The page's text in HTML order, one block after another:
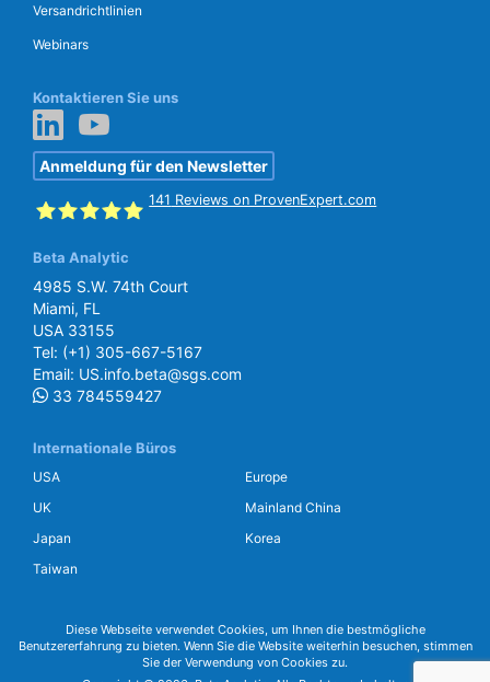
Versandrichtlinien
Webinars
Kontaktieren Sie uns
Anmeldung für den Newsletter
SGS Beta
141 Reviews on ProvenExpert.com
Beta Analytic
4985 S.W. 74th Court
Miami, FL
USA 33155
Tel: (+1) 305-667-5167
Email: US.info.beta@sgs.com
33 784559427
Internationale Büros
USA
Europe
UK
Mainland China
Japan
Korea
Taiwan
Diese Webseite verwendet Cookies, um Ihnen die bestmögliche
Benutzererfahrung zu bieten. Wenn Sie die Website weiterhin besuchen, stimmen
Sie der Verwendung von Cookies zu.